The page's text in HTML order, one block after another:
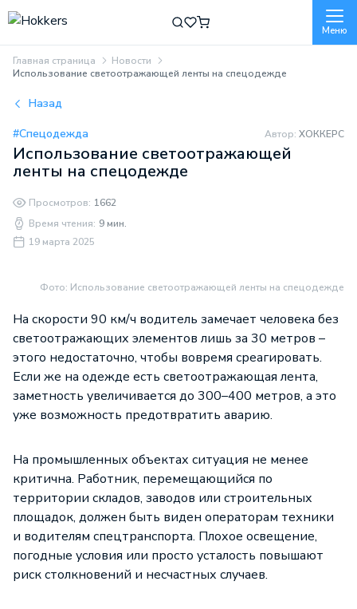
Меню
Главная страница
Новости
Использование светоотражающей ленты на спецодежде
Назад
#Спецодежда
Автор: ХОККЕРС
Использование светоотражающей
ленты на спецодежде
Просмотров: 1662
Время чтения: 9 мин.
19 марта 2025
Фото: Использование светоотражающей ленты на спецодежде
На скорости 90 км/ч водитель замечает человека без
светоотражающих элементов лишь за 30 метров –
этого недостаточно, чтобы вовремя среагировать.
Если же на одежде есть светоотражающая лента,
заметность увеличивается до 300–400 метров, а это
уже возможность предотвратить аварию.
На промышленных объектах ситуация не менее
критична. Работник, перемещающийся по
территории складов, заводов или строительных
площадок, должен быть виден операторам техники
и водителям спецтранспорта. Плохое освещение,
погодные условия или просто усталость повышают
риск столкновений и несчастных случаев.